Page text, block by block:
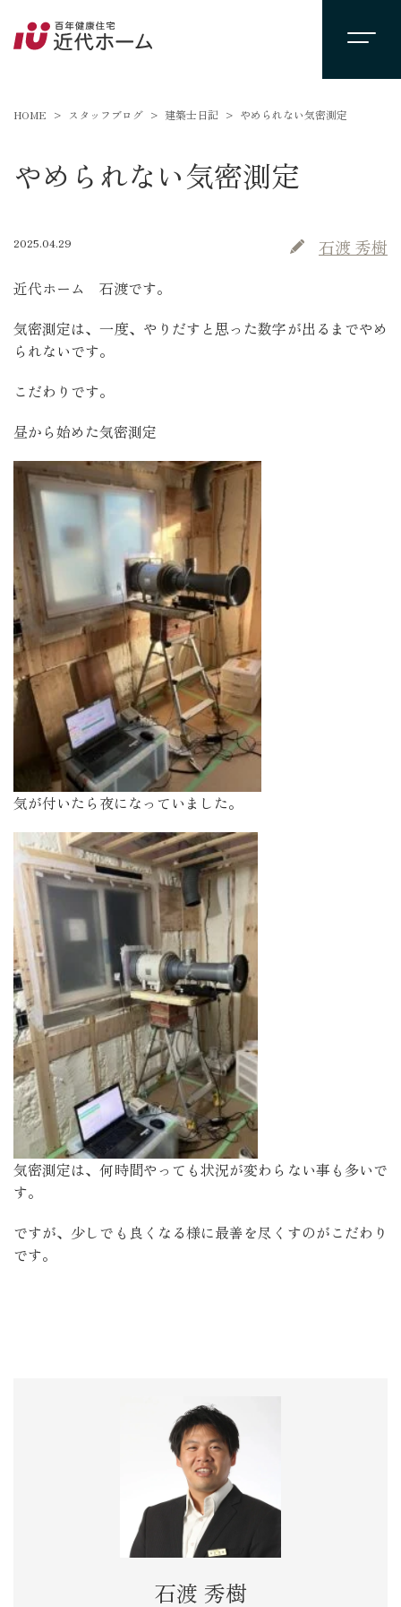
HOME スタッフブログ 建築士日記 やめられない気密測定
やめられない気密測定
2025.04.29 石渡 秀樹
近代ホーム 石渡です。
気密測定は、一度、やりだすと思った数字が出るまでやめ
られないです。
こだわりです。
昼から始めた気密測定
気が付いたら夜になっていました。
気密測定は、何時間やっても状況が変わらない事も多いで
す。
ですが、少しでも良くなる様に最善を尽くすのがこだわり
です。
石渡 秀樹